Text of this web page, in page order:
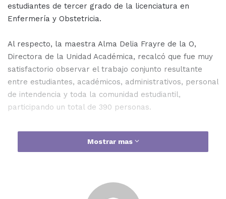
estudiantes de tercer grado de la licenciatura en
Enfermería y Obstetricia.
Al respecto, la maestra Alma Delia Frayre de la O,
Directora de la Unidad Académica, recalcó que fue muy
satisfactorio observar el trabajo conjunto resultante
entre estudiantes, académicos, administrativos, personal
de intendencia y toda la comunidad estudiantil,
participando un total de 390 personas.
“Mi agradecimiento total a todas esas autoridades de
pudiésemos llevar a cabo éste importante evento;
Mostrar mas